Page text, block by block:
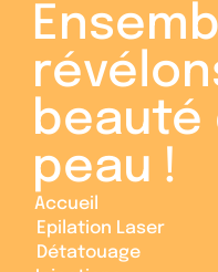
beauté
peau !
Accueil
Accueil
Epilation Laser
Epilation Laser
Détatouage